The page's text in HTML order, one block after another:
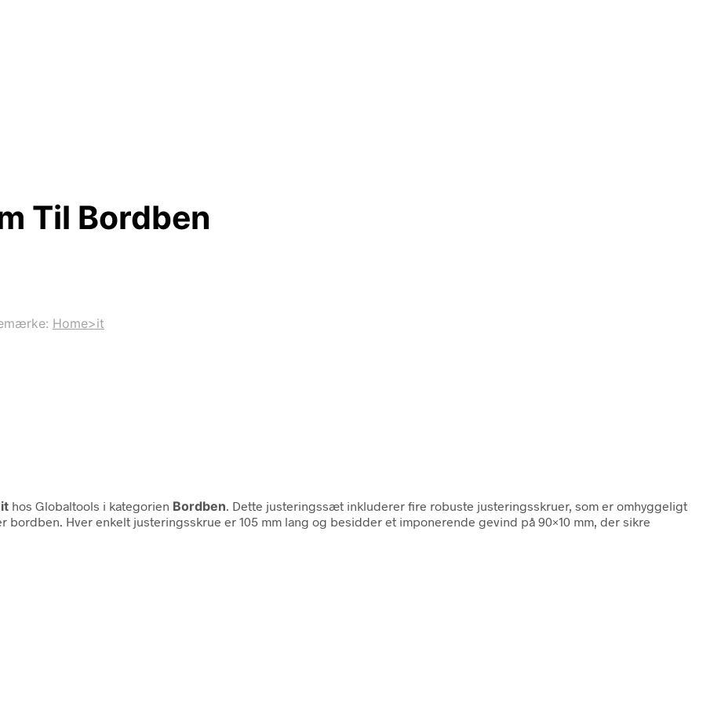
Til Bordben
Home>it
hos Globaltools i kategorien Bordben . Dette justeringssæt inkluderer fire robuste justeringsskruer, som er omhyggeligt
Hver enkelt justeringsskrue er 105 mm lang og besidder et imponerende gevind på 90×10 mm, der sikre